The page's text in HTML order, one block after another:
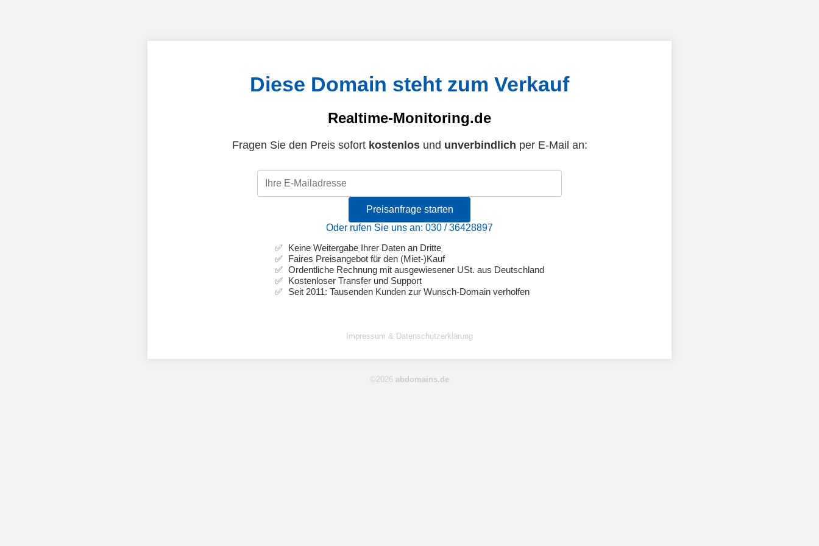
Diese Domain steht zum Verkauf
Realtime-Monitoring.de
Fragen Sie den Preis sofort kostenlosund unverbindlich per E-Mail an:
Preisanfrage starten
Oder rufen Sie uns an: 030 / 36428897
Keine Weitergabe Ihrer Daten an Dritte
Faires Preisangebot für den (Miet-)Kauf
Ordentliche Rechnung mit ausgewiesener USt. aus Deutschland
Kostenloser Transfer und Support
Seit 2011: Tausenden Kunden zur Wunsch-Domain verholfen
Impressum & Datenschutzerklärung
©2026 abdomains.de